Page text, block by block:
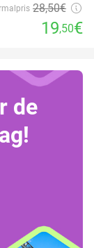
28,50€
19,50€
de